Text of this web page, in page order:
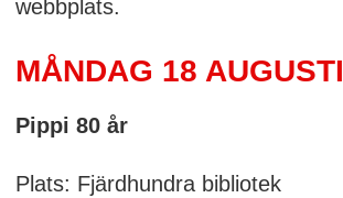
webbplats.
MÅNDAG 18 AUGUSTI
Pippi 80 år
Plats: Fjärdhundra bibliotek